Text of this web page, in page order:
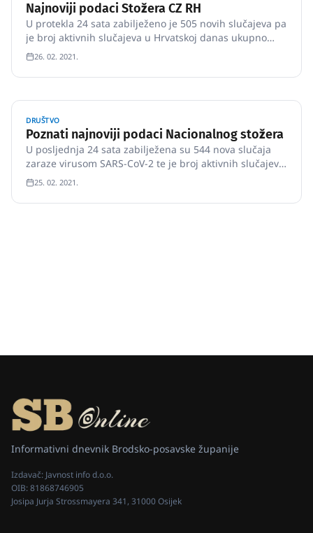
Najnoviji podaci Stožera CZ RH
U protekla 24 sata zabilježeno je 505 novih slučajeva pa
je broj aktivnih slučajeva u Hrvatskoj danas ukupno
3.046.
26. 02. 2021.
DRUŠTVO
Poznati najnoviji podaci Nacionalnog stožera
U posljednja 24 sata zabilježena su 544 nova slučaja
zaraze virusom SARS-CoV-2 te je broj aktivnih slučajeva
u Hrvatskoj danas ukupno 2933 Među njima je 790
pacijenata na bolničkom liječenju, od toga je na
respiratoru 70 pacijenata.
25. 02. 2021.
Informativni dnevnik Brodsko-posavske županije
Izdavač: Javnost info d.o.o.
OIB:81868746905
Josipa Jurja Strossmayera 341, 31000 Osijek